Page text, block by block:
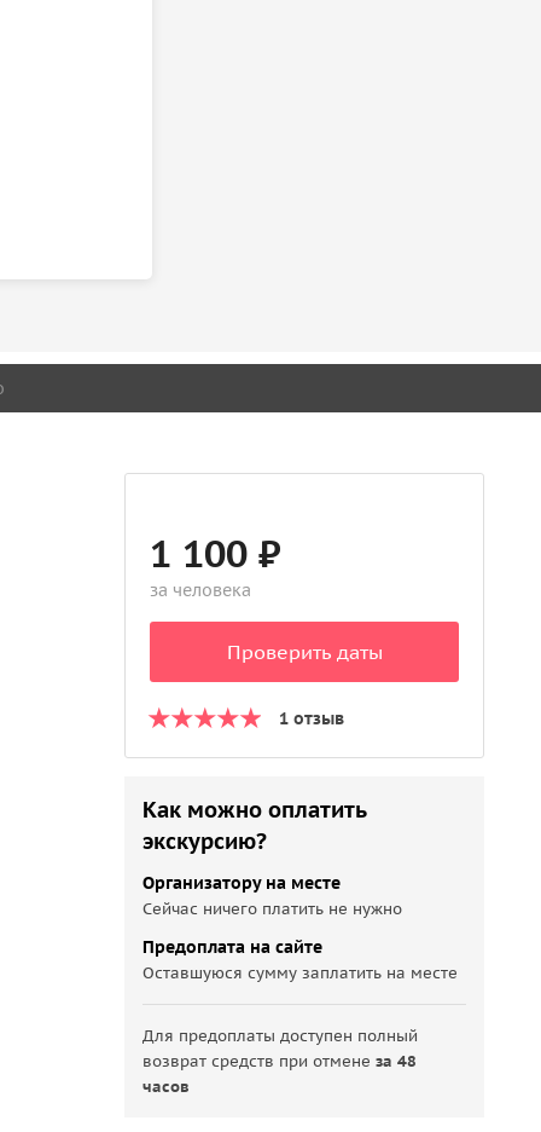
1 100 ₽
за человека
Проверить даты
1 отзыв
Как можно оплатить
экскурсию?
Организатору на месте
Сейчас ничего платить не нужно
Предоплата на сайте
Оставшуюся сумму заплатить на месте
Для предоплаты доступен полный
возврат средств при отменеза 48
часов